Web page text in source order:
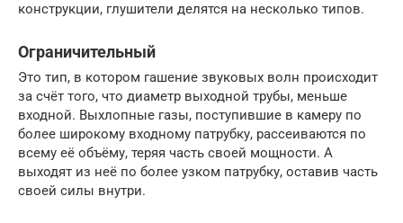
конструкции, глушители делятся на несколько типов.
Ограничительный
Это тип, в котором гашение звуковых волн происходит
за счёт того, что диаметр выходной трубы, меньше
входной. Выхлопные газы, поступившие в камеру по
более широкому входному патрубку, рассеиваются по
всему её объёму, теряя часть своей мощности. А
выходят из неё по более узком патрубку, оставив часть
своей силы внутри.